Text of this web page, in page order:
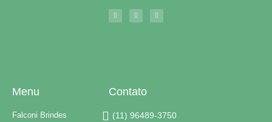
Menu
Falconi Brindes
Contato
(11) 96489-3750